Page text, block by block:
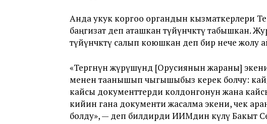
Анда укук коргоо органдын кызматкерлери
баңгизат деп аташкан түйүнчөктү табышкан.
түйүнчөктү салып коюшкан деп бир нече жолу
«Тергөөнүн жүрүшүндө [Орусиянын жараны]
менен таанышып чыгышыбыз керек болчу:
кайсы документтерди колдонгонун жана кайсы
кийин гана документи жасалма экени, чек
болду», — деп билдирди ИИМдин өкүлү Бакыт